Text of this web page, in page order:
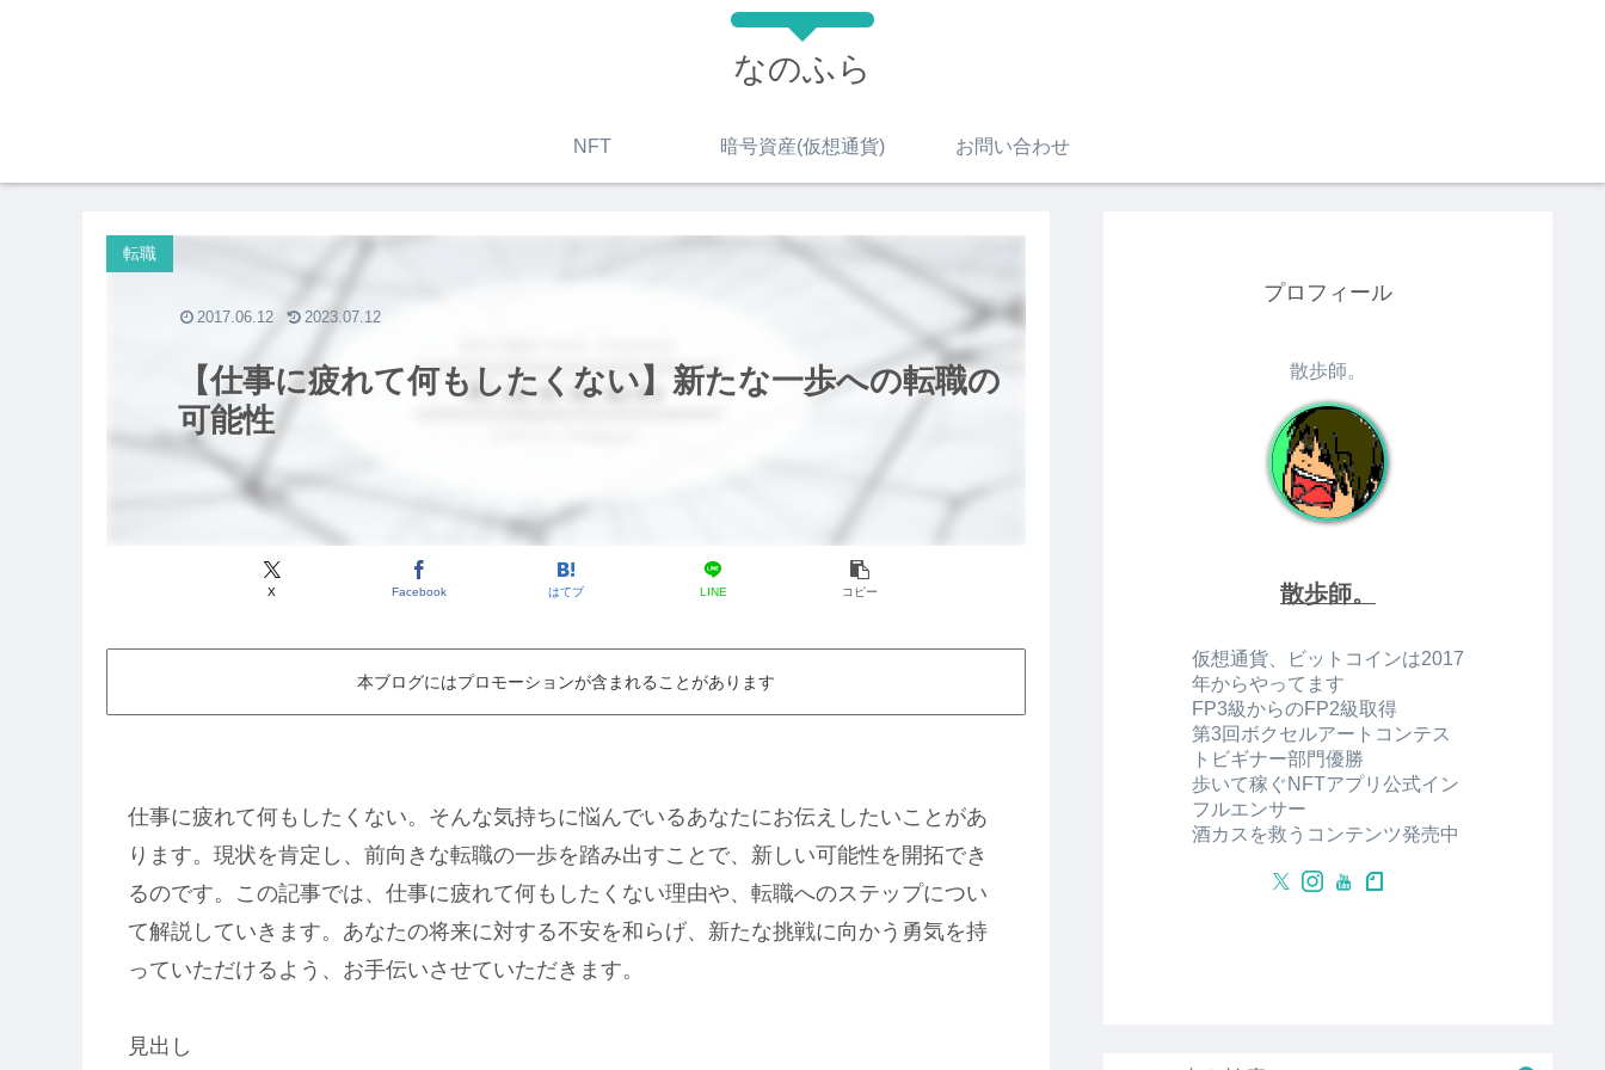
なのふら
NFT 暗号資産(仮想通貨) お問い合わせ
【仕事に疲れて何もしたくない】新たな一歩への転職の
可能性
転職
X Facebook はてブ LINE コピー
2017.06.12 2023.07.12
本ブログにはプロモーションが含まれることがあります
仕事に疲れて何もしたくない。そんな気持ちに悩んでいるあなたにお伝えしたいことがあ
ります。現状を肯定し、前向きな転職の一歩を踏み出すことで、新しい可能性を開拓でき
るのです。この記事では、仕事に疲れて何もしたくない理由や、転職へのステップについ
て解説していきます。あなたの将来に対する不安を和らげ、新たな挑戦に向かう勇気を持
っていただけるよう、お手伝いさせていただきます。
見出し
プロフィール
散歩師。
散歩師。
仮想通貨、ビットコインは2017
年からやってます
FP3級からのFP2級取得
第3回ボクセルアートコンテス
トビギナー部門優勝
歩いて稼ぐNFTアプリ公式イン
フルエンサー
酒カスを救うコンテンツ発売中